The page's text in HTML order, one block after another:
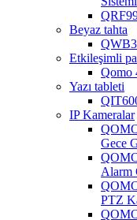
Beyaz tahta
Etkileşimli
Qomo
Yazı tableti
IP Kameralar
Gece
Alarm
PTZ